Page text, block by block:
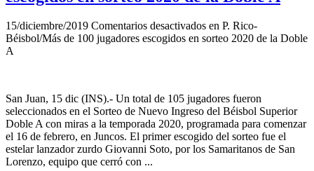
15/diciembre/2019 Comentarios desactivados en P. Rico-
Béisbol/Más de 100 jugadores escogidos en sorteo 2020 de la Doble
A
San Juan, 15 dic (INS).- Un total de 105 jugadores fueron
seleccionados en el Sorteo de Nuevo Ingreso del Béisbol Superior
Doble A con miras a la temporada 2020, programada para comenzar
el 16 de febrero, en Juncos. El primer escogido del sorteo fue el
estelar lanzador zurdo Giovanni Soto, por los Samaritanos de San
Lorenzo, equipo que cerró con ...